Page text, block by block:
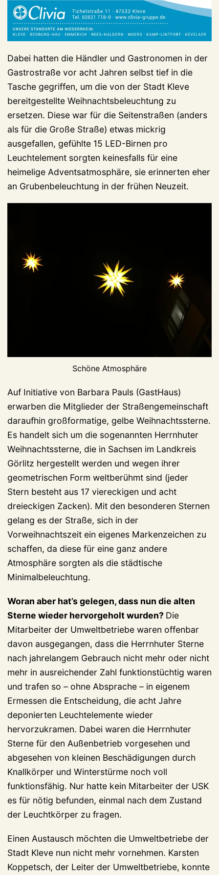
Dabei hatten die Händler und Gastronomen in der
Gastrostraße vor acht Jahren selbst tief in die
Tasche gegriffen, um die von der Stadt Kleve
bereitgestellte Weihnachtsbeleuchtung zu
ersetzen. Diese war für die Seitenstraßen (anders
als für die Große Straße) etwas mickrig
ausgefallen, gefühlte 15 LED-Birnen pro
Leuchtelement sorgten keinesfalls für eine
heimelige Adventsatmosphäre, sie erinnerten eher
an Grubenbeleuchtung in der frühen Neuzeit.
Schöne Atmosphäre
Auf Initiative von Barbara Pauls (GastHaus)
erwarben die Mitglieder der Straßengemeinschaft
daraufhin großformatige, gelbe Weihnachtssterne.
Es handelt sich um die sogenannten Herrnhuter
Weihnachtssterne, die in Sachsen im Landkreis
Görlitz hergestellt werden und wegen ihrer
geometrischen Form weltberühmt sind (jeder
Stern besteht aus 17 viereckigen und acht
dreieckigen Zacken). Mit den besonderen Sternen
gelang es der Straße, sich in der
Vorweihnachtszeit ein eigenes Markenzeichen zu
schaffen, da diese für eine ganz andere
Atmosphäre sorgten als die städtische
Minimalbeleuchtung.
Woran aber hat’s gelegen, dass nun die alten
Sterne wieder hervorgeholt wurden? Die
Mitarbeiter der Umweltbetriebe waren offenbar
davon ausgegangen, dass die Herrnhuter Sterne
nach jahrelangem Gebrauch nicht mehr oder nicht
mehr in ausreichender Zahl funktionstüchtig waren
und trafen so – ohne Absprache – in eigenem
Ermessen die Entscheidung, die acht Jahre
deponierten Leuchtelemente wieder
hervorzukramen. Dabei waren die Herrnhuter
Sterne für den Außenbetrieb vorgesehen und
abgesehen von kleinen Beschädigungen durch
Knallkörper und Winterstürme noch voll
funktionsfähig. Nur hatte kein Mitarbeiter der USK
es für nötig befunden, einmal nach dem Zustand
der Leuchtkörper zu fragen.
Einen Austausch möchten die Umweltbetriebe der
Stadt Kleve nun nicht mehr vornehmen. Karsten
Koppetsch, der Leiter der Umweltbetriebe, konnte